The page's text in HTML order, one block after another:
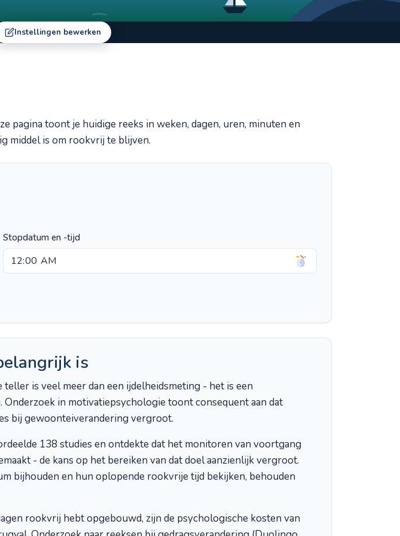
Instellingen bewerken
toont je huidige reeks in weken, dagen, uren, minuten en
middel is om rookvrij te blijven.
Stopdatum en -tijd
is
is veel meer dan een ijdelheidsmeting - het is een
in motivatiepsychologie toont consequent aan dat
bij gewoonteiverandering vergroot.
138 studies en ontdekte dat het monitoren van voortgang
- de kans op het bereiken van dat doel aanzienlijk vergroot.
bijhouden en hun oplopende rookvrije tijd bekijken, behouden
rookvrij hebt opgebouwd, zijn de psychologische kosten van